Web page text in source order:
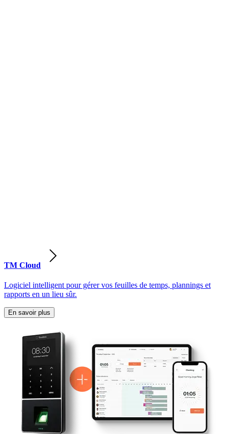
TM Cloud
Logiciel intelligent pour gérer vos feuilles de temps, plannings et
rapports en un lieu sûr.
En savoir plus